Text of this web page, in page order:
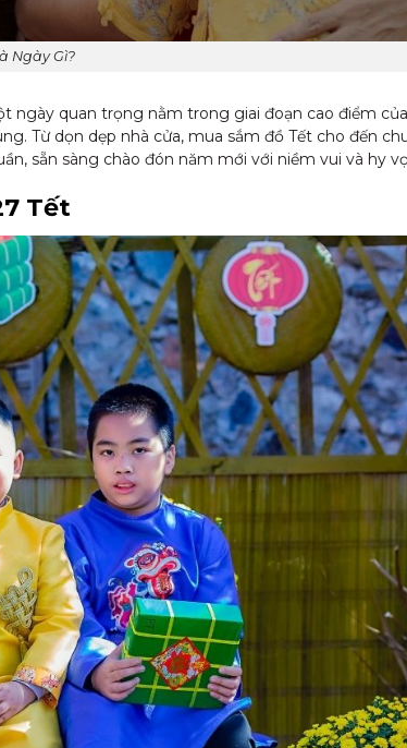
Ngày Gì?
ngày quan trọng nằm trong giai đoạn cao điểm
Từ dọn dẹp nhà cửa, mua sắm đồ Tết cho đến
sẵn sàng chào đón năm mới với niềm vui và hy
Tết